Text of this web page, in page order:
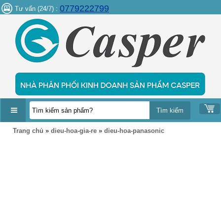
Tư vấn (24/7) : 0779222799
DANH
Trang chủ » dieu-hoa-gia-re » dieu-hoa-panasonic